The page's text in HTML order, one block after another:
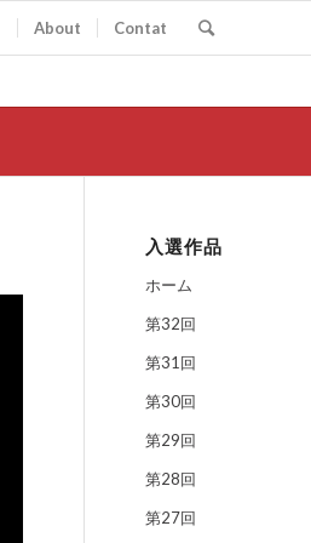
About Contat
入選作品
ホーム
第32回
第31回
第30回
第29回
第28回
第27回